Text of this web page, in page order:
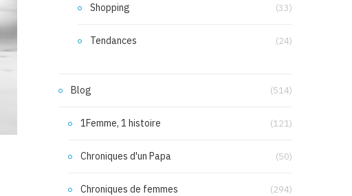
Shopping (33)
Tendances (24)
Blog (514)
1Femme, 1 histoire (121)
Chroniques d'un Papa (50)
Chroniques de femmes (294)